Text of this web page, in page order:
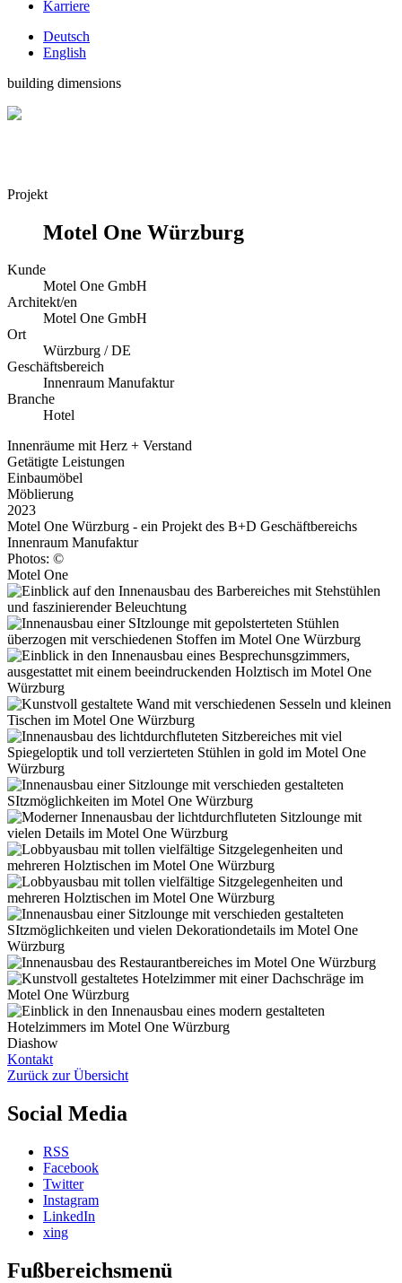
Karriere
Deutsch
English
building dimensions
Projekt
Motel One Würzburg
Kunde
Motel One GmbH
Architekt/en
Motel One GmbH
Ort
Würzburg / DE
Geschäftsbereich
Innenraum Manufaktur
Branche
Hotel
Innenräume mit Herz + Verstand
Getätigte Leistungen
Einbaumöbel
Möblierung
2023
Motel One Würzburg - ein Projekt des B+D Geschäftbereichs
Innenraum Manufaktur
Photos: ©
Motel One
Diashow
Kontakt
Zurück zur Übersicht
Social Media
RSS
Facebook
Twitter
Instagram
LinkedIn
xing
Fußbereichsmenü